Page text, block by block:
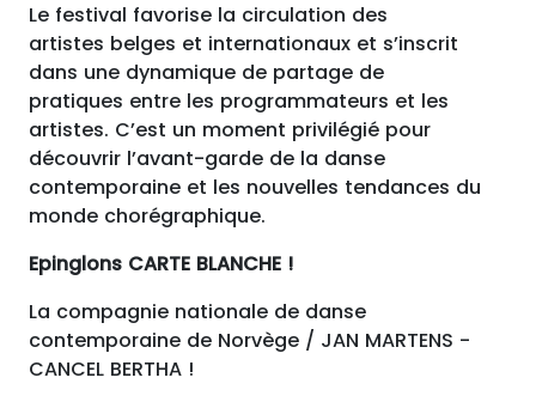
Le festival favorise la circulation des
artistes belges et internationaux et s’inscrit
dans une dynamique de partage de
pratiques entre les programmateurs et les
artistes. C’est un moment privilégié pour
découvrir l’avant-garde de la danse
contemporaine et les nouvelles tendances du
monde chorégraphique.
Epinglons CARTE BLANCHE !
La compagnie nationale de danse
contemporaine de Norvège / JAN MARTENS -
CANCEL BERTHA !